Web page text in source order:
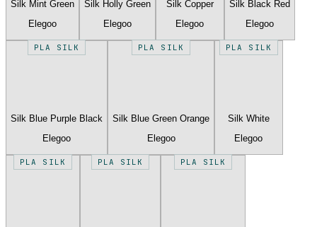
Silk Mint Green
Elegoo
Silk Holly Green
Elegoo
Silk Copper
Elegoo
Silk Black Red
Elegoo
PLA SILK
Silk Blue Purple Black
Elegoo
PLA SILK
Silk Blue Green Orange
Elegoo
PLA SILK
Silk White
Elegoo
PLA SILK PLA SILK PLA SILK